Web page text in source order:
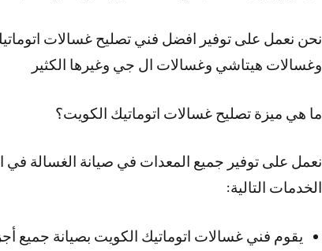
نحن نعمل على توفير افضل فني تصليح غسالات
وغسالات هيتاشي وغسالات ال جي وغيرها الكثير
ما هي ميزة تصليح غسالات اتوماتيك الكويت؟
نعمل على توفير جميع المعدات في صيانة الغسالة في
الخدمات التالية:
يقوم فني غسالات اتوماتيك الكويت بصيانة جميع